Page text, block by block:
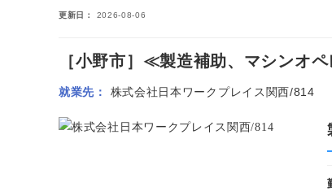
更新日 2026-08-06
［小野市］≪製造補助、マシンオ
就業先 株式会社日本ワークプレイス関西/814